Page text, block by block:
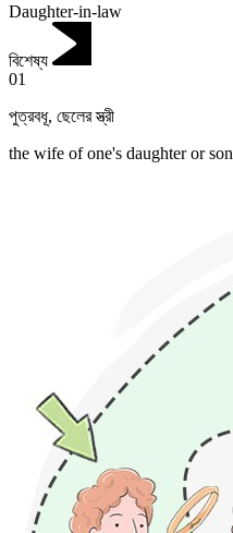
Daughter-in-law
বিশেষ্য
01
পুত্রবধূ, ছেলের স্ত্রী
the wife of one's daughter or son